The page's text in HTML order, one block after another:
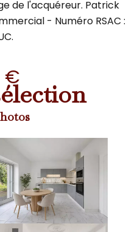
de l'acquéreur. Patrick
- Numéro RSAC :
€